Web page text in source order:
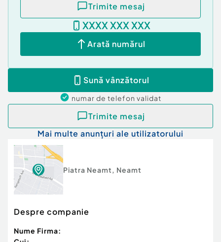
Trimite mesaj
XXXX XXX XXX
Arată numărul
Sună vânzătorul
numar de telefon validat
Trimite mesaj
Mai multe anunțuri ale utilizatorului
Piatra Neamt, Neamt
Despre companie
Nume Firma: